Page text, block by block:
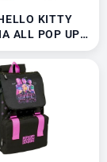
KITTY
ALL POP UP
E
41401